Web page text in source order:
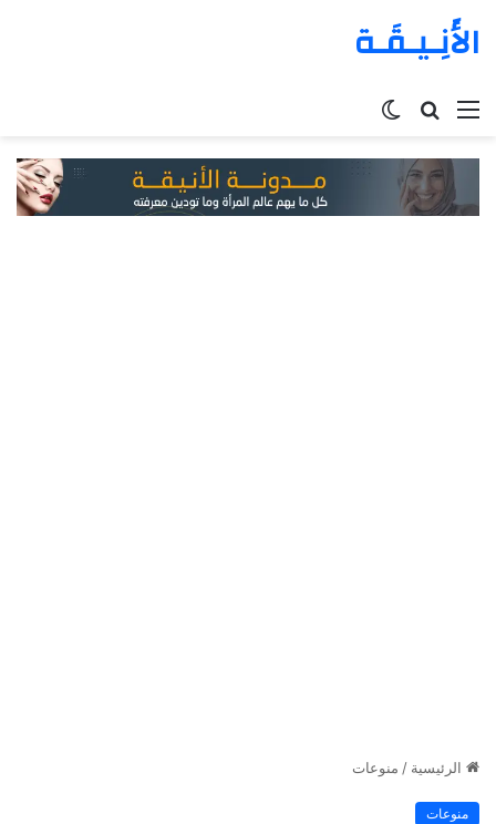
الأَنِـيـقَـة
القائمة بحث
الرئيسية / منوعات
منوعات